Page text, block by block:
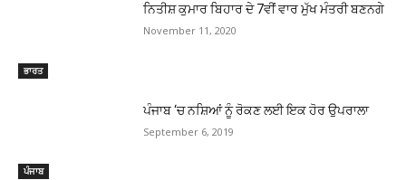
ਭਾਰਤ
ਨਿਤੀਸ਼ ਕੁਮਾਰ ਬਿਹਾਰ ਦੇ 7ਵੀਂ ਵਾਰ ਮੁੱਖ ਮੰਤਰੀ ਬਣਨਗੇ
November 11, 2020
ਪੰਜਾਬ
ਪੰਜਾਬ ‘ਚ ਨਸ਼ਿਆਂ ਨੂੰ ਰੋਕਣ ਲਈ ਇਕ ਹੋਰ ਉਪਰਾਲਾ
September 6, 2019